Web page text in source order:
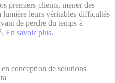
premiers clients, mener des
lumière leurs véritables difficultés
de perdre du temps à
En savoir plus.
conception de solutions